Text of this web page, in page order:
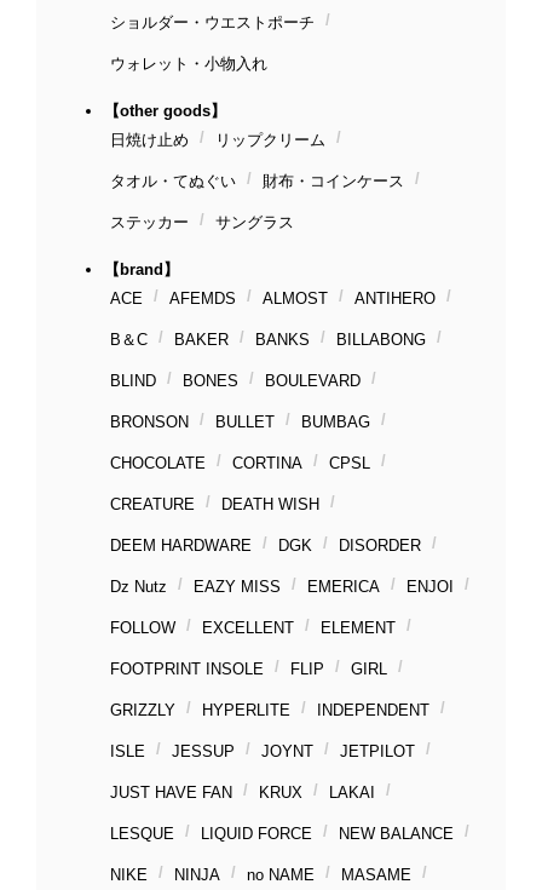
ショルダー・ウエストポーチ
ウォレット・小物入れ
【other goods】
日焼け止め
リップクリーム
タオル・てぬぐい 財布・コインケース
ステッカー サングラス
【brand】
ACE
AFEMDS ALMOST ANTIHERO
B＆C BAKER BANKS BILLABONG
BLIND BONES BOULEVARD
BRONSON BULLET BUMBAG
CHOCOLATE CORTINA CPSL
CREATURE DEATH WISH
DEEM HARDWARE DGK DISORDER
Dz Nutz EAZY MISS EMERICA ENJOI
FOLLOW EXCELLENT ELEMENT
FOOTPRINT INSOLE FLIP GIRL
GRIZZLY HYPERLITE INDEPENDENT
ISLE JESSUP JOYNT JETPILOT
JUST HAVE FAN KRUX LAKAI
LESQUE LIQUID FORCE NEW BALANCE
NIKE NINJA no NAME MASAME